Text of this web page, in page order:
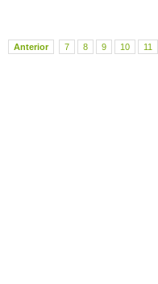
Anterior 7 8 9 10 11